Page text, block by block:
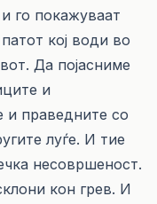
го покажуваат
кој води во
Да појасниме
и
и праведните со
луѓе. И тие
несовршеност.
кон грев. И